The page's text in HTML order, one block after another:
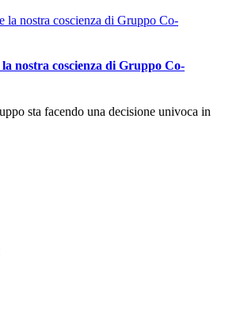
nostra coscienza di Gruppo Co-
sta facendo una decisione univoca in